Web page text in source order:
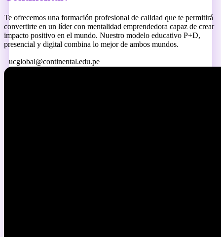
Te ofrecemos una formación profesional de calidad que te permitirá
convertirte en un líder con mentalidad emprendedora capaz de crear
impacto positivo en el mundo. Nuestro modelo educativo P+D,
presencial y digital combina lo mejor de ambos mundos.
ucglobal@continental.edu.pe